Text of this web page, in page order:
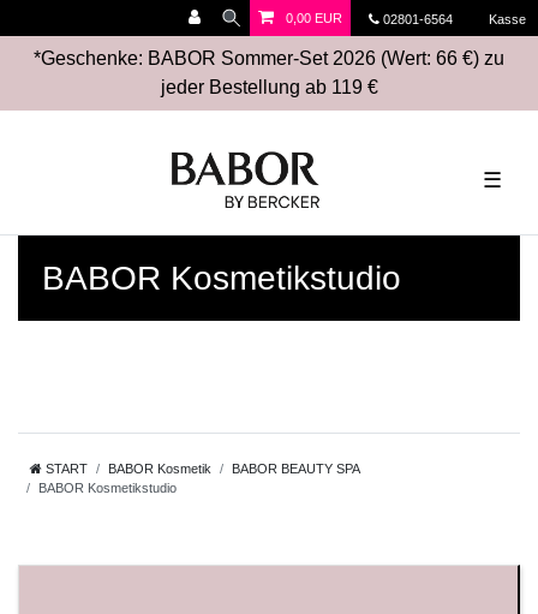
02801-6564 Kasse
0,00 EUR
*Geschenke: BABOR Sommer-Set 2026 (Wert: 66 €) zu
jeder Bestellung ab 119 €
☰
BABOR Kosmetikstudio
START BABOR Kosmetik
BABOR BEAUTY SPA
BABOR Kosmetikstudio